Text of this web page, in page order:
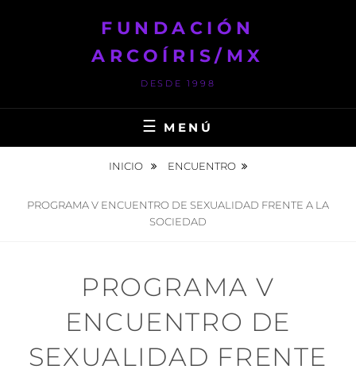
FUNDACIÓN
ARCOÍRIS/MX
DESDE 1998
MENÚ
INICIO ENCUENTRO
PROGRAMA V ENCUENTRO DE SEXUALIDAD FRENTE A LA
SOCIEDAD
PROGRAMA V
ENCUENTRO DE
SEXUALIDAD FRENTE